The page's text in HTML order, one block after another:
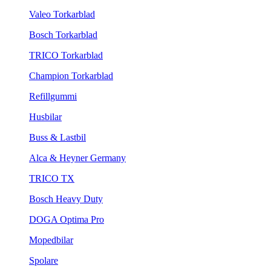
Valeo Torkarblad
Bosch Torkarblad
TRICO Torkarblad
Champion Torkarblad
Refillgummi
Husbilar
Buss & Lastbil
Alca & Heyner Germany
TRICO TX
Bosch Heavy Duty
DOGA Optima Pro
Mopedbilar
Spolare